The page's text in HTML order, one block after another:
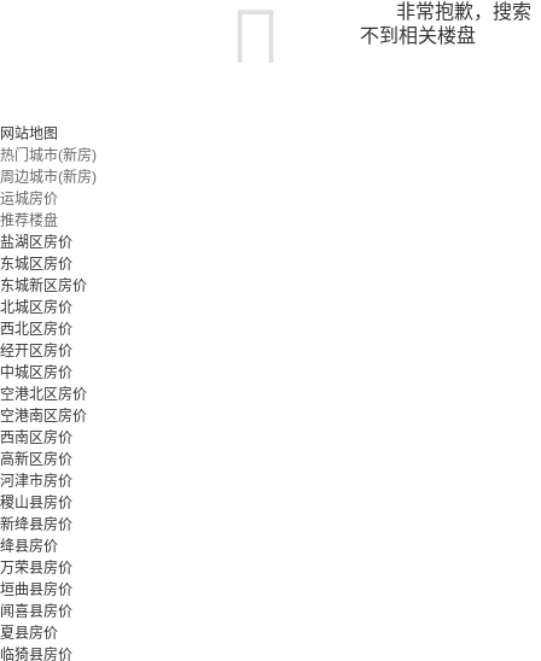
非常抱歉，搜索
不到相关楼盘
网站地图
热门城市(新房)
周边城市(新房)
运城房价
推荐楼盘
盐湖区房价
东城区房价
东城新区房价
北城区房价
西北区房价
经开区房价
中城区房价
空港北区房价
空港南区房价
西南区房价
高新区房价
河津市房价
稷山县房价
新绛县房价
绛县房价
万荣县房价
垣曲县房价
闻喜县房价
夏县房价
临猗县房价